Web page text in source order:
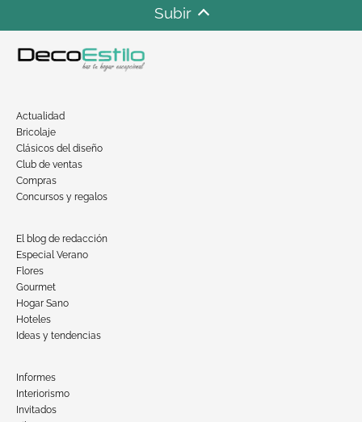
Subir
Actualidad
Bricolaje
Clásicos del diseño
Club de ventas
Compras
Concursos y regalos
El blog de redacción
Especial Verano
Flores
Gourmet
Hogar Sano
Hoteles
Ideas y tendencias
Informes
Interiorismo
Invitados